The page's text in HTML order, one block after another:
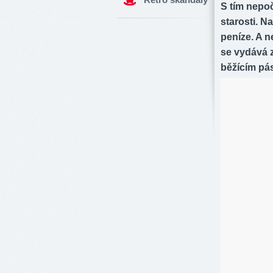
S tím
starosti.
peníze. A
se vydává
běžícím